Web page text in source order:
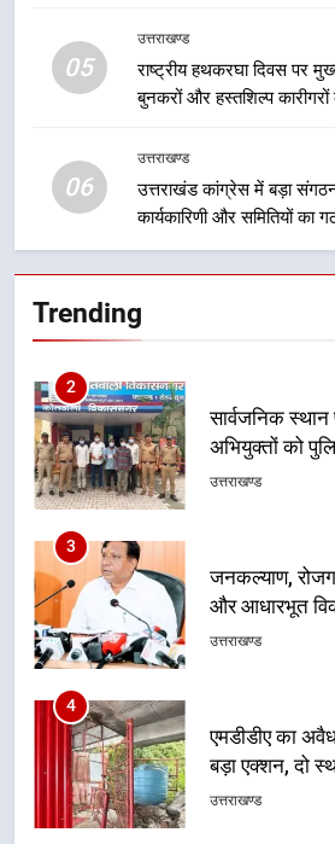
05
उत्तराखण्ड
राष्ट्रीय हथकरघा दिवस पर
बुनकरों और हस्तशिल्प कारीगरों
06
उत्तराखण्ड
उत्तराखंड कांग्रेस में बड़ा
कार्यकारिणी और समितियों का
Trending
8
दिल्ली-देहरादून
गुणवत्तापूर्ण
निर्देश, सुरक्षा
मुख्यमंत्री
न्याय पंचायत से
2
सार्वजनिक
अभियुक्तों को
उत्तराखण्ड
3
जनकल्याण,
और आधारभूत
कैबिनेट के
उत्तराखण्ड
4
एमडीडीए का
बड़ा एक्शन, दो
मसूरी मार्ग पर
उत्तराखण्ड